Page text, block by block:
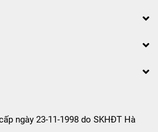
ngày 23-11-1998 do SKHĐT Hà